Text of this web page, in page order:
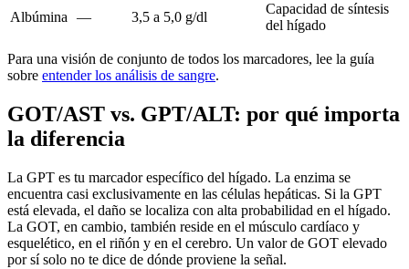
Albúmina — 3,5 a 5,0 g/dl
Capacidad de síntesis
del hígado
Para una visión de conjunto de todos los marcadores, lee la guía
sobre entender los análisis de sangre.
GOT/AST vs. GPT/ALT: por qué importa
la diferencia
La GPT es tu marcador específico del hígado. La enzima se
encuentra casi exclusivamente en las células hepáticas. Si la GPT
está elevada, el daño se localiza con alta probabilidad en el hígado.
La GOT, en cambio, también reside en el músculo cardíaco y
esquelético, en el riñón y en el cerebro. Un valor de GOT elevado
por sí solo no te dice de dónde proviene la señal.